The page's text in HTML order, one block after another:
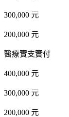
300,000 元
200,000 元
醫療實支實付
400,000 元
300,000 元
200,000 元